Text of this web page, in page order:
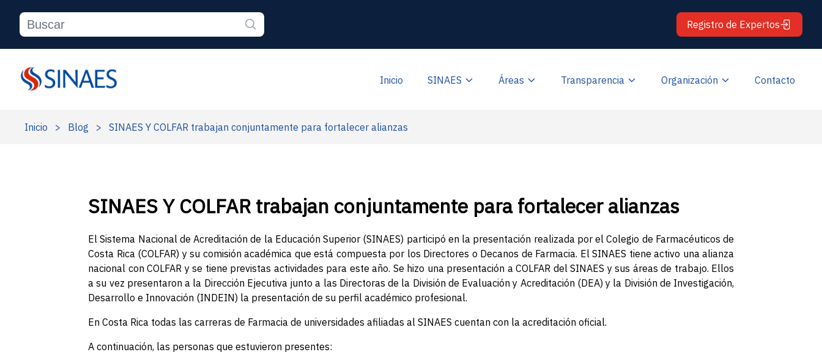
Registro de Expertos
Inicio SINAES Áreas Transparencia Organización Contacto
Inicio > Blog > SINAES Y COLFAR trabajan conjuntamente para fortalecer alianzas
SINAES Y COLFAR trabajan conjuntamente para fortalecer alianzas
El Sistema Nacional de Acreditación de la Educación Superior (SINAES) participó en la presentación realizada por el Colegio de Farmacéuticos de
Costa Rica (COLFAR) y su comisión académica que está compuesta por los Directores o Decanos de Farmacia. El SINAES tiene activo una alianza
nacional con COLFAR y se tiene previstas actividades para este año. Se hizo una presentación a COLFAR del SINAES y sus áreas de trabajo. Ellos
a su vez presentaron a la Dirección Ejecutiva junto a las Directoras de la División de Evaluación y Acreditación (DEA) y la División de Investigación,
Desarrollo e Innovación (INDEIN) la presentación de su perfil académico profesional.
En Costa Rica todas las carreras de Farmacia de universidades afiliadas al SINAES cuentan con la acreditación oficial.
A continuación, las personas que estuvieron presentes: